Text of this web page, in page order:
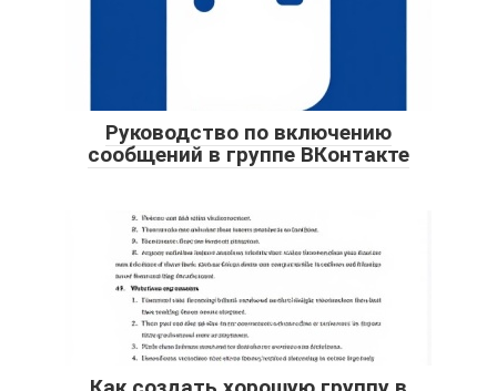
Руководство по включению
сообщений в группе ВКонтакте